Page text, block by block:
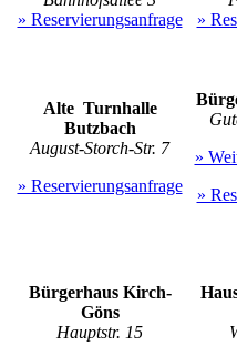
» Reservierungsanfrage
»
Alte Turnhalle
Butzbach
August-Storch-Str. 7
» Reservierungsanfrage
»
»
Bürgerhaus Kirch-
Göns
Hauptstr. 15